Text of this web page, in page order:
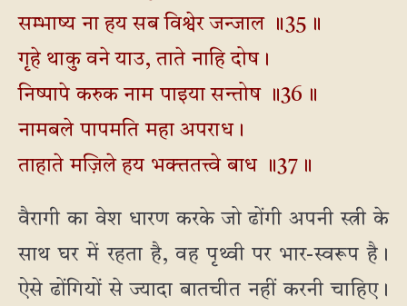
सम्भाष्य ना हय सब विश्वेर जन्जाल ॥35॥
गृहे थाकु वने याउ, ताते नाहि दोष।
निष्पापे करुक नाम पाइया सन्तोष ॥36॥
नामबले पापमति महा अपराध।
ताहाते मज़िले हय भक्त्ततत्त्वे बाध ॥37॥
वैरागी का वेश धारण करके जो ढोंगी अपनी स्त्री के
साथ घर में रहता है, वह पृथ्वी पर भार-स्वरूप है।
ऐसे ढोंगियों से ज्यादा बातचीत नहीं करनी चाहिए।